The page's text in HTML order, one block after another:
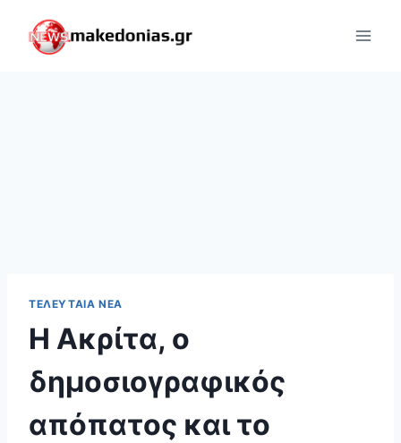
content
ΤΕΛΕΥΤΑΊΑ ΝΈΑ
Η Ακρίτα, ο
δημοσιογραφικός
απόπατος και το